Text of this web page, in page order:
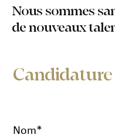
Nous sommes
de nouveaux
Nom*